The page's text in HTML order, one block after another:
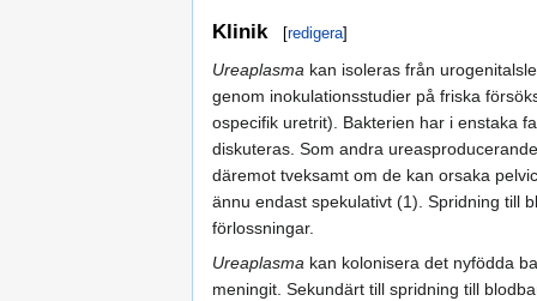
Klinik [redigera]
Ureaplasma kan isoleras från
genom inokulationsstudier på friska
ospecifik uretrit). Bakterien har i enstaka
diskuteras. Som andra
däremot tveksamt om de kan orsaka
ännu endast spekulativt (1). Spridning till
förlossningar.
Ureaplasma kan kolonisera det nyfödda
meningit. Sekundärt till spridning till